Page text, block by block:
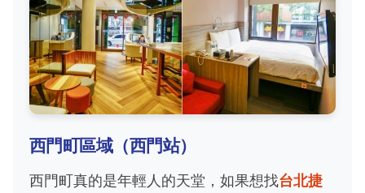
西門町區域（西門站）
西門町真的是年輕人的天堂，如果想找台北捷